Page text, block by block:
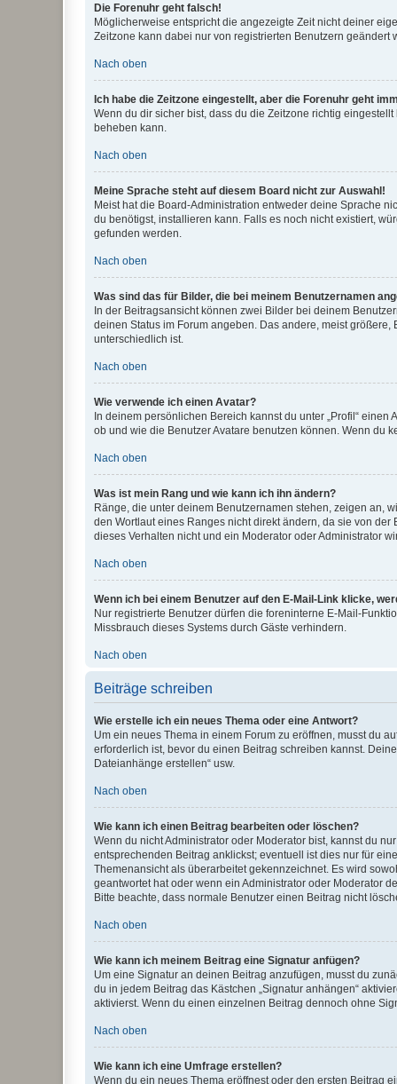
Die Forenuhr geht falsch!
Möglicherweise entspricht die angezeigte Zeit nicht deiner
Zeitzone kann dabei nur von registrierten Benutzern geändert
Nach oben
Ich habe die Zeitzone eingestellt, aber die Forenuhr geht
Wenn du dir sicher bist, dass du die Zeitzone richtig
beheben kann.
Nach oben
Meine Sprache steht auf diesem Board nicht zur Auswahl!
Meist hat die Board-Administration entweder deine Sprache
du benötigst, installieren kann. Falls es noch nicht existiert,
gefunden werden.
Nach oben
Was sind das für Bilder, die bei meinem Benutzernamen
In der Beitragsansicht können zwei Bilder bei deinem
deinen Status im Forum angeben. Das andere, meist
unterschiedlich ist.
Nach oben
Wie verwende ich einen Avatar?
In deinem persönlichen Bereich kannst du unter „Profil“
ob und wie die Benutzer Avatare benutzen können. Wenn du
Nach oben
Was ist mein Rang und wie kann ich ihn ändern?
Ränge, die unter deinem Benutzernamen stehen, zeigen an,
den Wortlaut eines Ranges nicht direkt ändern, da sie von
dieses Verhalten nicht und ein Moderator oder Administrator
Nach oben
Wenn ich bei einem Benutzer auf den E-Mail-Link klicke,
Nur registrierte Benutzer dürfen die foreninterne E-Mail-
Missbrauch dieses Systems durch Gäste verhindern.
Nach oben
Beiträge schreiben
Wie erstelle ich ein neues Thema oder eine Antwort?
Um ein neues Thema in einem Forum zu eröffnen, musst du
erforderlich ist, bevor du einen Beitrag schreiben kannst.
Dateianhänge erstellen“ usw.
Nach oben
Wie kann ich einen Beitrag bearbeiten oder löschen?
Wenn du nicht Administrator oder Moderator bist, kannst du
entsprechenden Beitrag anklickst; eventuell ist dies nur für
Themenansicht als überarbeitet gekennzeichnet. Es wird
geantwortet hat oder wenn ein Administrator oder Moderator
Bitte beachte, dass normale Benutzer einen Beitrag nicht
Nach oben
Wie kann ich meinem Beitrag eine Signatur anfügen?
Um eine Signatur an deinen Beitrag anzufügen, musst du
du in jedem Beitrag das Kästchen „Signatur anhängen“
aktivierst. Wenn du einen einzelnen Beitrag dennoch ohne
Nach oben
Wie kann ich eine Umfrage erstellen?
Wenn du ein neues Thema eröffnest oder den ersten Beitrag